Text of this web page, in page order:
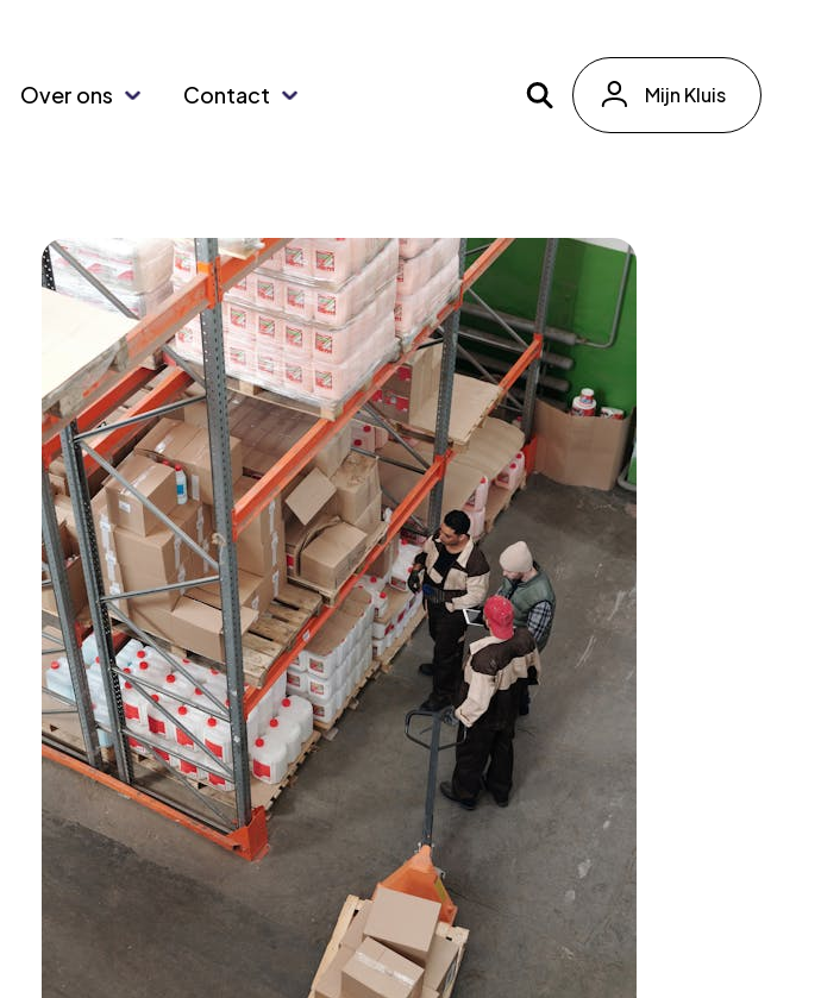
Over ons Contact Mijn Kluis